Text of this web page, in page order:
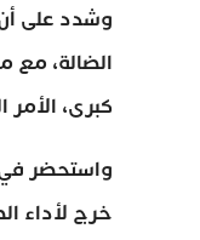
وشدد على
الضالة، مع
كبرى،
واستحضر
خرج لأداء